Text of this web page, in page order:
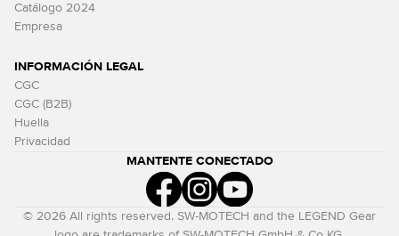
Catálogo 2024
Empresa
INFORMACIÓN LEGAL
CGC
CGC (B2B)
Huella
Privacidad
MANTENTE CONECTADO
© 2026 All rights reserved. SW-MOTECH and the LEGEND Gear